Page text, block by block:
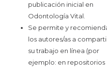
publicación inicial en
Odontología Vital.
Se permite y
los autores/as a
su trabajo en línea (por
ejemplo: en repositorios